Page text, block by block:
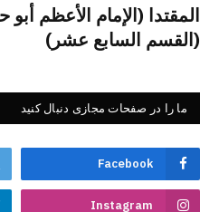
المقتدا (الإمام الأعظم أبو
(القسم السابع عشر)
ما را در صفحات مجازی دنبال کنید
Facebook
Instagram